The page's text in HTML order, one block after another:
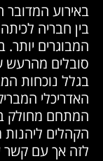
בין חבריה
המבוגרים
סובלים מהרעש
בגלל נוכחות
האדריכלי
המתחם מחולק
הקהלים ליהנות
לזה אך עם קשר